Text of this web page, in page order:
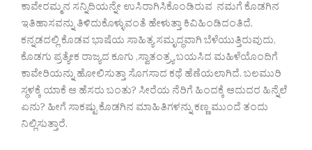
ಕಾವೇರಮ್ಮನ ಸನ್ನಿದಿಯನ್ನೇ ಉಸಿರಾಗಿಸಿಕೊಂಡಿರುವ ನಮಗೆ ಕೊಡಗಿನ
ಇತಿಹಾಸವನ್ನು ತಿಳಿದುಕೊಳ್ಳುವಂತೆ ಹೇಳುತ್ತಾ ಕಿವಿಹಿಂಡಿದಂತಿದೆ.
ಕನ್ನಡದಲ್ಲಿ ಕೊಡವ ಭಾಷೆಯ ಸಾಹಿತ್ಯ ಸಮೃದ್ಧವಾಗಿ ಬೆಳೆಯುತ್ತಿರುವುದು,
ಕೊಡಗು ಪ್ರತ್ಯೇಕ ರಾಜ್ಯದ ಕೂಗು ,ಸ್ವಾತಂತ್ರ್ಯ ಬಯಸಿದ ಮಹಿಳೆಯೊಂದಿಗೆ
ಕಾವೇರಿಯನ್ನು ಹೋಲಿಸುತ್ತಾ ಸೊಗಸಾದ ಕಥೆ ಹೆಣೆಯಲಾಗಿದೆ. ಬಲಮುರಿ
ಸ್ಥಳಕ್ಕೆ ಯಾಕೆ ಆ ಹೆಸರು ಬಂತು? ಸೀರೆಯ ನೆರಿಗೆ ಹಿಂದಕ್ಕೆ ಆದುದರ ಹಿನ್ನೆಲೆ
ಏನು? ಹೀಗೆ ಸಾಕಷ್ಟು ಕೊಡಗಿನ ಮಾಹಿತಿಗಳನ್ನು ಕಣ್ಣ ಮುಂದೆ ತಂದು
ನಿಲ್ಲಿಸುತ್ತಾರೆ.